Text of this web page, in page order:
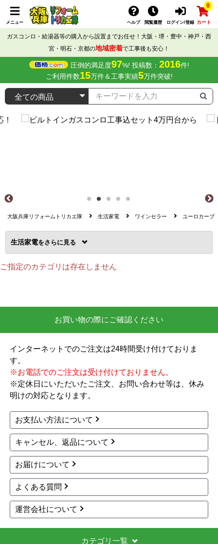
メニュー ヘルプ 閲覧履歴 ログイン/登録
0
カート
ガスコンロ・給湯器等の購入から設置までお任せ！大阪・堺・豊中・神戸・西
宮・明石・京都の地域密着で工事後も安心！
圧倒的満足度97%! 投稿数： 2016件!
ご利用件数15万件＆工事実績5万件突破!
大阪兵庫リフォームトリカエ隊 生活家電 ワインセラー ユーロカーブ
生活家電を
ご指定のカテゴリは存在しません
お買い物の際にご確認ください
インターネットでのご注文は24時間受け付けておりま
す。
※お電話でのご注文は受け付けておりません。
※定休日にいただいたご注文、お問い合わせ等は、休み
明けの対応となります。
お支払い方法について
キャンセル、返品について
お届けについて
よくある質問
運営会社について
カテゴリ一覧